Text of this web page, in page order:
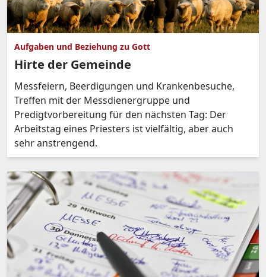
Aufgaben und Beziehung zu Gott
Hirte der Gemeinde
Messfeiern, Beerdigungen und Krankenbesuche,
Treffen mit der Messdienergruppe und
Predigtvorbereitung für den nächsten Tag: Der
Arbeitstag eines Priesters ist vielfältig, aber auch
sehr anstrengend.